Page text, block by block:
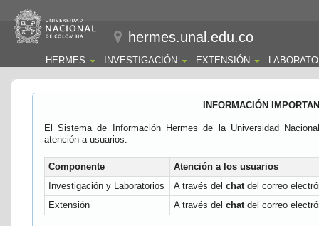
hermes.unal.edu.co
HERMES INVESTIGACIÓN EXTENSIÓN
INFORMACIÓN
El Sistema de Información Hermes de la Universidad
atención a usuarios:
Componente
Atención a los usuarios
Investigación y Laboratorios
A través del chatdel correo
Extensión
A través del chatdel correo